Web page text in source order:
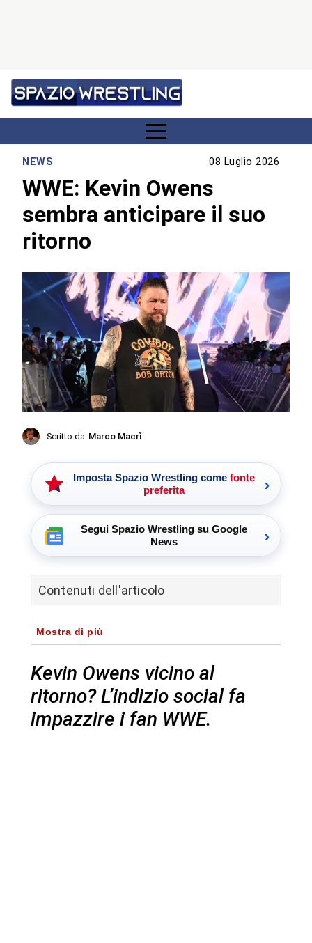
NEWS 08 Luglio 2026
WWE: Kevin Owens
sembra anticipare il suo
ritorno
Scritto da Marco Macrì
Imposta Spazio Wrestling come fonte
preferita
›
Segui Spazio Wrestling su Google
News
›
Contenuti dell'articolo
Mostra di più
Kevin Owens vicino al
ritorno? L’indizio social fa
impazzire i fan WWE.